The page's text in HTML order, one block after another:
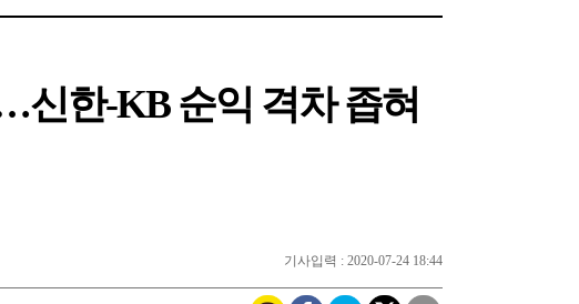
신한-KB 순익 격차 좁혀
기사입력 : 2020-07-24 18:44